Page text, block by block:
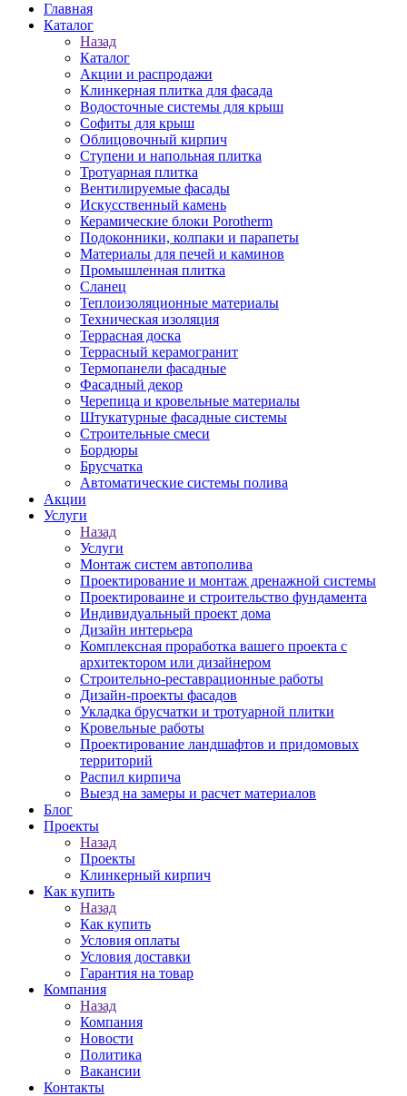
Главная
Каталог
Назад
Каталог
Акции и распродажи
Клинкерная плитка для фасада
Водосточные системы для крыш
Софиты для крыш
Облицовочный кирпич
Ступени и напольная плитка
Тротуарная плитка
Вентилируемые фасады
Искусственный камень
Керамические блоки Porotherm
Подоконники, колпаки и парапеты
Материалы для печей и каминов
Промышленная плитка
Сланец
Теплоизоляционные материалы
Техническая изоляция
Террасная доска
Террасный керамогранит
Термопанели фасадные
Фасадный декор
Черепица и кровельные материалы
Штукатурные фасадные системы
Строительные смеси
Бордюры
Брусчатка
Автоматические системы полива
Акции
Услуги
Назад
Услуги
Монтаж систем автополива
Проектирование и монтаж дренажной системы
Проектироваине и строительство фундамента
Индивидуальный проект дома
Дизайн интерьера
Комплексная проработка вашего проекта с
архитектором или дизайнером
Строительно-реставрационные работы
Дизайн-проекты фасадов
Укладка брусчатки и тротуарной плитки
Кровельные работы
Проектирование ландшафтов и придомовых
территорий
Распил кирпича
Выезд на замеры и расчет материалов
Блог
Проекты
Назад
Проекты
Клинкерный кирпич
Как купить
Назад
Как купить
Условия оплаты
Условия доставки
Гарантия на товар
Компания
Назад
Компания
Новости
Политика
Вакансии
Контакты